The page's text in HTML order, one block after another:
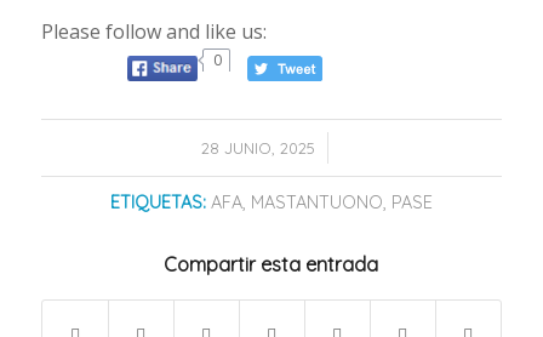
Please follow and like us:
0
28 JUNIO, 2025
/
ETIQUETAS: AFA, MASTANTUONO, PASE
Compartir esta entrada